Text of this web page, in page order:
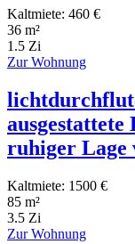
Kaltmiete: 460 €
36 m²
1.5 Zi
Zur Wohnung
ausgestattete
ruhiger Lage
Kaltmiete: 1500 €
85 m²
3.5 Zi
Zur Wohnung